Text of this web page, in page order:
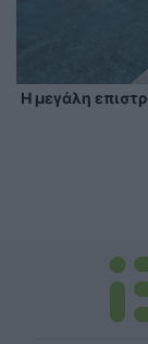
Η μεγάλη